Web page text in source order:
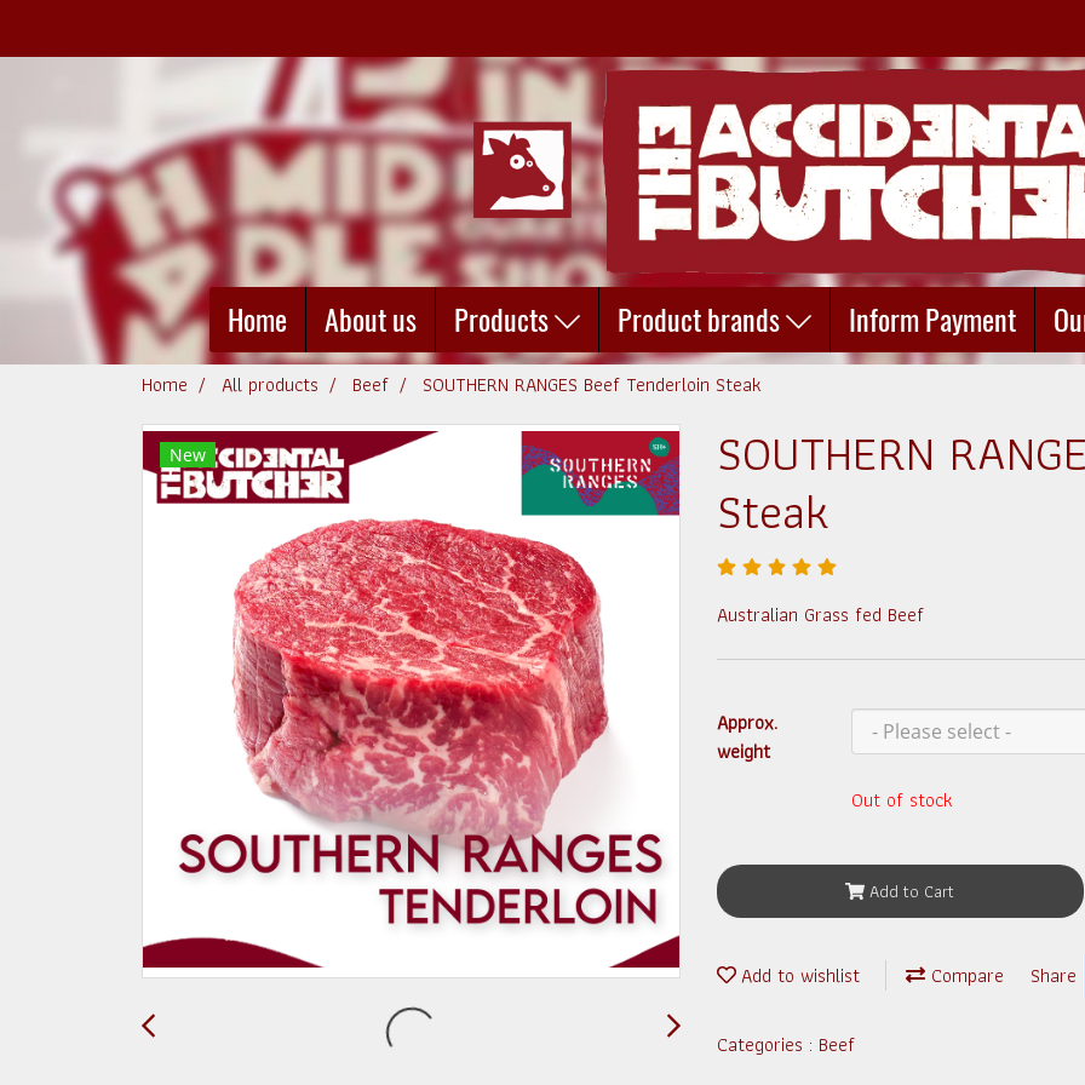
Home About us Products Product brands Inform Payment
Home All products Beef SOUTHERN RANGES Beef Tenderloin Steak
New SOUTHERN
Steak
Australian Grass fed Beef
Approx.
weight
Out of stock
Add to Cart
Add to wishlist Compare Share
Categories : Beef